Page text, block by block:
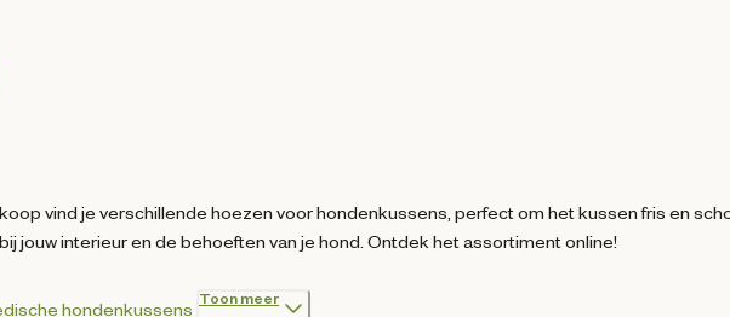
vind je verschillende hoezen voor hondenkussens, perfect om het kussen fris en
jouw interieur en de behoeften van je hond. Ontdek het assortiment online!
hondenkussens
Toon meer